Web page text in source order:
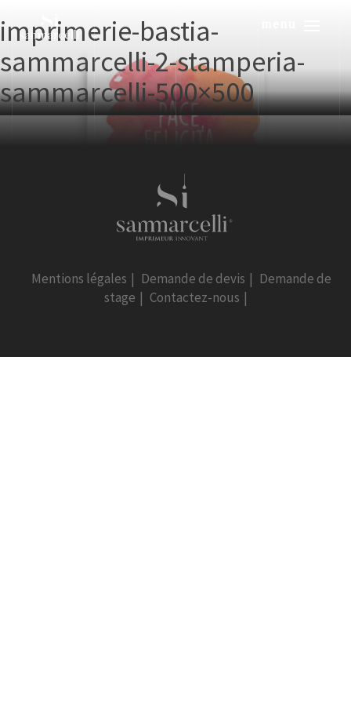
imprimerie-bastia-
sammarcelli-2-stamperia-
sammarcelli-500×500
Mentions légales | Demande de devis | Demande de
stage | Contactez-nous |